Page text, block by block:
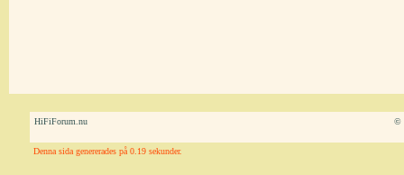
HiFiForum.nu ©
Denna sida genererades på 0.19 sekunder.